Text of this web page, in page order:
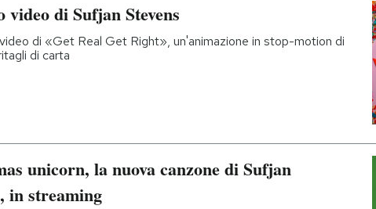
video di Sufjan Stevens
di «Get Real Get Right», un'animazione in stop-motion di
di carta
unicorn, la nuova canzone di Sufjan
in streaming